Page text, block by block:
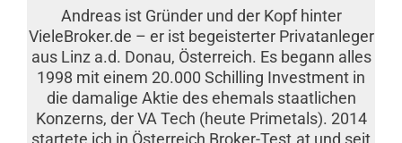
Andreas ist Gründer und der Kopf hinter
VieleBroker.de – er ist begeisterter Privatanleger
aus Linz a.d. Donau, Österreich. Es begann alles
1998 mit einem 20.000 Schilling Investment in
die damalige Aktie des ehemals staatlichen
Konzerns, der VA Tech (heute Primetals). 2014
startete ich in Österreich Broker-Test.at und seit